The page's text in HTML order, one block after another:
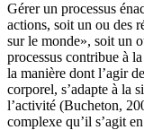
Gérer un processus
actions, soit un ou des
sur le monde», soit un
processus contribue à
la manière dont l’agir
corporel, s’adapte à la
l’activité (Bucheton,
complexe qu’il s’agit